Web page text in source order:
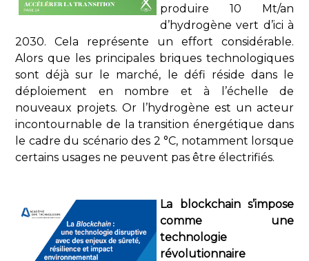
produire 10 Mt/an
d’hydrogène vert d’ici à
2030. Cela représente un effort considérable.
Alors que les principales briques technologiques
sont déjà sur le marché, le défi réside dans le
déploiement en nombre et à l’échelle de
nouveaux projets. Or l’hydrogène est un acteur
incontournable de la transition énergétique dans
le cadre du scénario des 2 °C, notamment lorsque
certains usages ne peuvent pas être électrifiés.
La blockchain s’impose
comme une
technologie
révolutionnaire